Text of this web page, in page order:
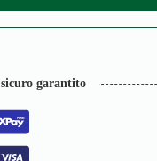
garantito